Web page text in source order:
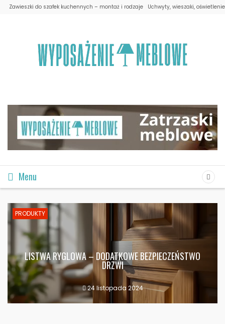
Zawieszki do szafek kuchennych – montaż i rodzaje Uchwyty, wieszaki,
Menu
PRODUKTY
LISTWA RYGLOWA – DODATKOWE BEZPIECZEŃSTWO
DRZWI
24 listopada 2024